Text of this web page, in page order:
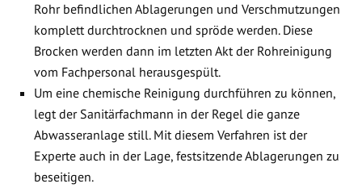
Rohr befindlichen Ablagerungen und Verschmutzungen
komplett durchtrocknen und spröde werden. Diese
Brocken werden dann im letzten Akt der Rohreinigung
vom Fachpersonal herausgespült.
Um eine chemische Reinigung durchführen zu können,
legt der Sanitärfachmann in der Regel die ganze
Abwasseranlage still. Mit diesem Verfahren ist der
Experte auch in der Lage, festsitzende Ablagerungen zu
beseitigen.